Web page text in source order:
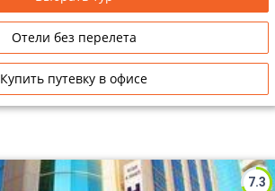
Отели без перелета
Купить путевку в офисе
7.3